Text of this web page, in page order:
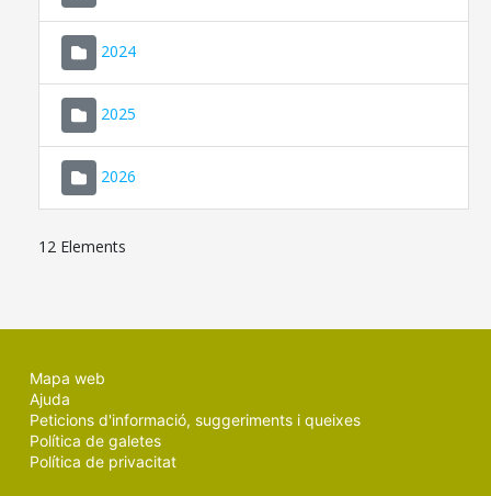
2024
2025
2026
12 Elements
Mapa web
Ajuda
Peticions d'informació, suggeriments i queixes
Política de galetes
Política de privacitat